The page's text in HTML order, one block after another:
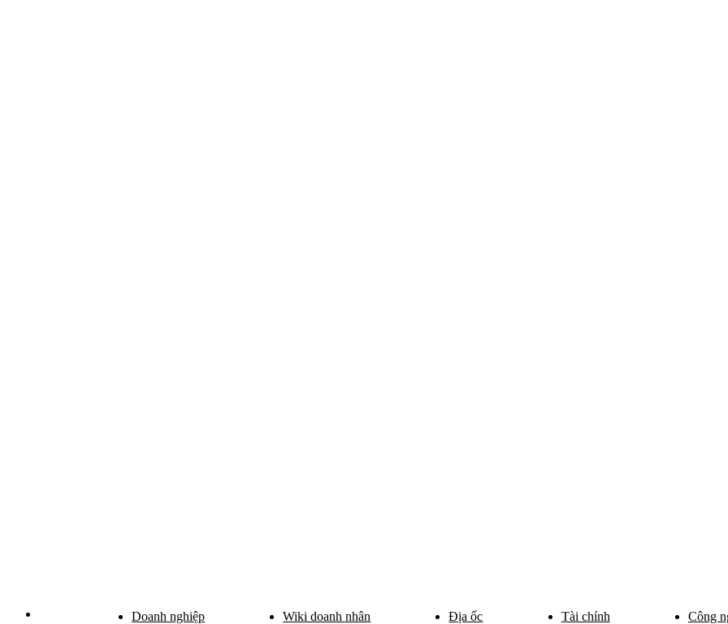
Doanh nghiệp Wiki doanh nhân Địa ốc Tài chính Công